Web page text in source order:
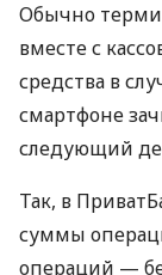
Обычно
вместе с
средства в
смартфоне
следующий
Так, в
суммы
операций —